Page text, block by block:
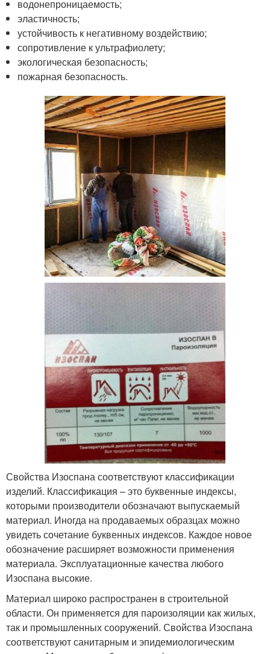
водонепроницаемость;
эластичность;
устойчивость к негативному воздействию;
сопротивление к ультрафиолету;
экологическая безопасность;
пожарная безопасность.
Свойства Изоспана соответствуют классификации
изделий. Классификация – это буквенные индексы,
которыми производители обозначают выпускаемый
материал. Иногда на продаваемых образцах можно
увидеть сочетание буквенных индексов. Каждое новое
обозначение расширяет возможности применения
материала. Эксплуатационные качества любого
Изоспана высокие.
Материал широко распространен в строительной
области. Он применяется для пароизоляции как жилых,
так и промышленных сооружений. Свойства Изоспана
соответствуют санитарным и эпидемиологическим